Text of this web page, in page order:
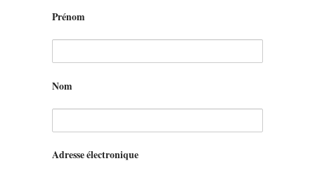
Prénom
Nom
Adresse électronique